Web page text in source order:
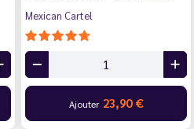
Mexican Cartel
Ajouter 23,90 €